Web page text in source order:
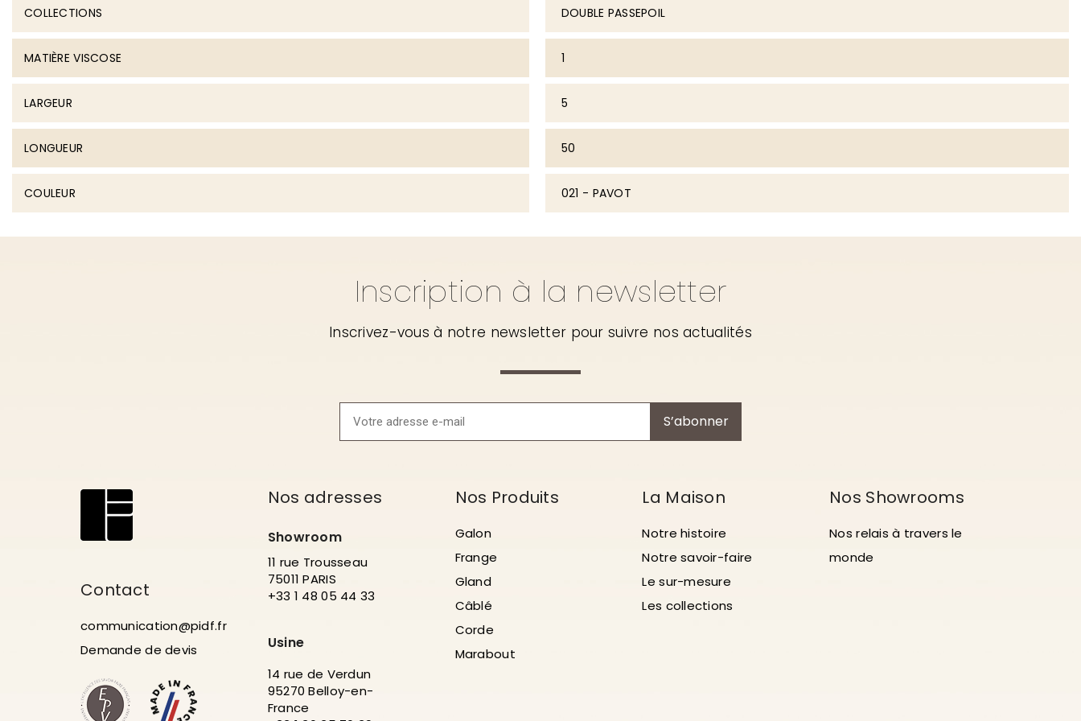
COLLECTIONS
MATIÈRE VISCOSE
LARGEUR
LONGUEUR
COULEUR
DOUBLE PASSEPOIL
1
5
50
021 - PAVOT
Inscription à la newsletter
Inscrivez-vous à notre newsletter pour suivre nos actualités
S’abonner
Contact
communication@pidf.fr
Demande de devis
Nos adresses
Showroom
11 rue Trousseau
75011 PARIS
+33 1 48 05 44 33
Usine
14 rue de Verdun
95270 Belloy-en-
France
Nos Produits
Galon
Frange
Gland
Câblé
Corde
Marabout
La Maison
Notre histoire
Notre savoir-faire
Le sur-mesure
Les collections
Nos Showrooms
Nos relais à travers le
monde